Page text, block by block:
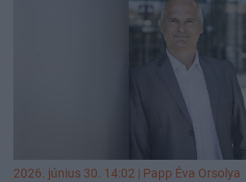
2026. június 30. 14:02 | Papp Éva Orsolya